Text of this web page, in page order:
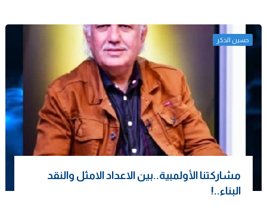
حسين الذكر
مشاركتنا الأولمبية..بين الاعداد الامثل والنقد
البناء..!